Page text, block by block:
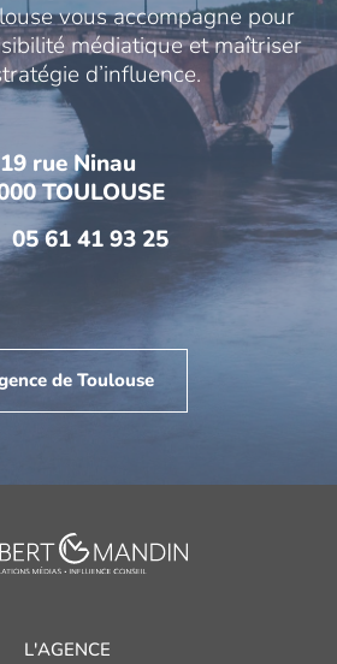
vous accompagne pour
médiatique et maîtriser
d’influence.
19 rue Ninau
TOULOUSE
05 61 41 93 25
de Toulouse
L'AGENCE